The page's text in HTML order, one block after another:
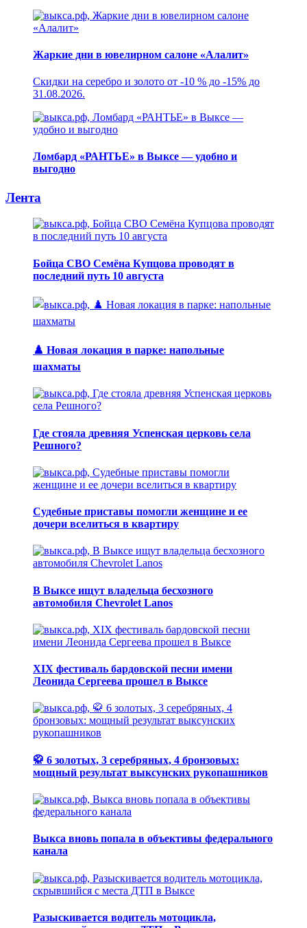
Жаркие дни в ювелирном салоне «Алалит»
Скидки на серебро и золото от -10 % до -15% до
31.08.2026.
Ломбард «РАНТЬЕ» в Выксе — удобно и
выгодно
Лента
Бойца СВО Семёна Купцова проводят в
последний путь 10 августа
♟️ Новая локация в парке: напольные
шахматы
Где стояла древняя Успенская церковь села
Решного?
Судебные приставы помогли женщине и ее
дочери вселиться в квартиру
В Выксе ищут владельца бесхозного
автомобиля Chevrolet Lanos
XIX фестиваль бардовской песни имени
Леонида Сергеева прошел в Выксе
🥋 6 золотых, 3 серебряных, 4 бронзовых:
мощный результат выксунских рукопашников
Выкса вновь попала в объективы федерального
канала
Разыскивается водитель мотоцикла,